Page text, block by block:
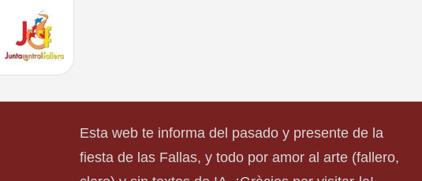
Esta web te informa del pasado y presente de la
fiesta de las Fallas, y todo por amor al arte (fallero,